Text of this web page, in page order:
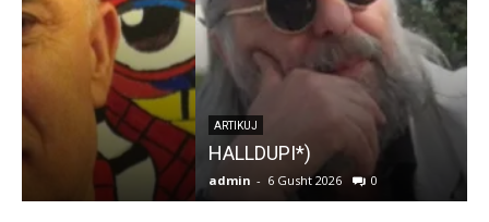
HALLDUPI*)
6 Gusht 2026